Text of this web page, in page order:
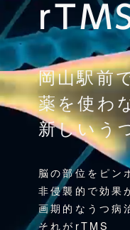
岡山駅前
薬を使わ
新しいう
脳の部位をピン
非侵襲的で効果
画期的なうつ病
それがrTMS